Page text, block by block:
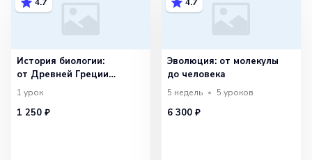
История биологии:
от Древней Греции
до современности
1 урок
1 250 ₽
Эволюция: от молекулы
до человека
5 недель 5 уроков
6 300 ₽